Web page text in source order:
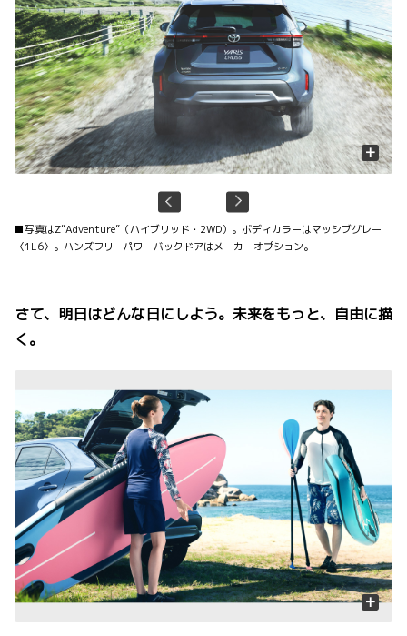
+
■写真はZ“Adventure”（ハイブリッド・2WD）。ボディカラーはマッシブグレー
〈1L6〉。ハンズフリーパワーバックドアはメーカーオプション。
さて、明日はどんな日にしよう。未来をもっと、自由に描
く。
+